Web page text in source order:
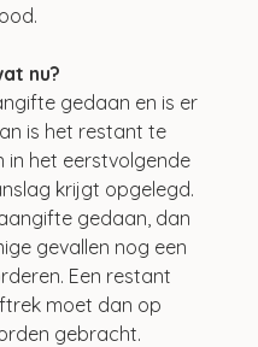
nu?
gedaan en is er
is het restant te
in het eerstvolgende
krijgt opgelegd.
gedaan, dan
gevallen nog een
Een restant
moet dan op
gebracht.